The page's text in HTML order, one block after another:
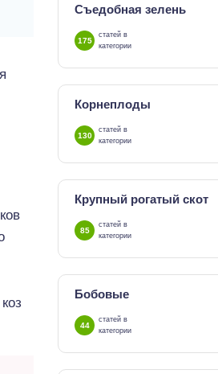
Съедобная зелень
175
статей в
категории
Корнеплоды
130
статей в
категории
Крупный рогатый скот
85
статей в
категории
Бобовые
44
статей в
категории